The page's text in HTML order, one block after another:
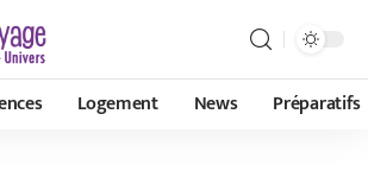
Logement News Préparatifs